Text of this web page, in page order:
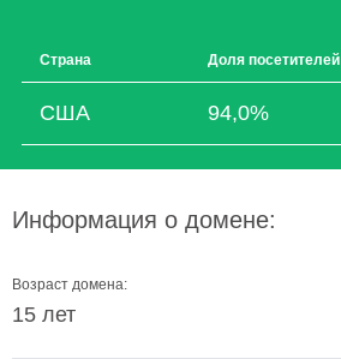
Страна Доля посетителей
США 94,0%
Информация о домене:
Возраст домена:
15 лет